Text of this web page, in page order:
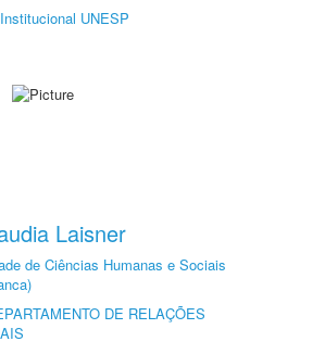
UNESP
Laisner
de Ciências Humanas e Sociais
DE RELAÇÕES